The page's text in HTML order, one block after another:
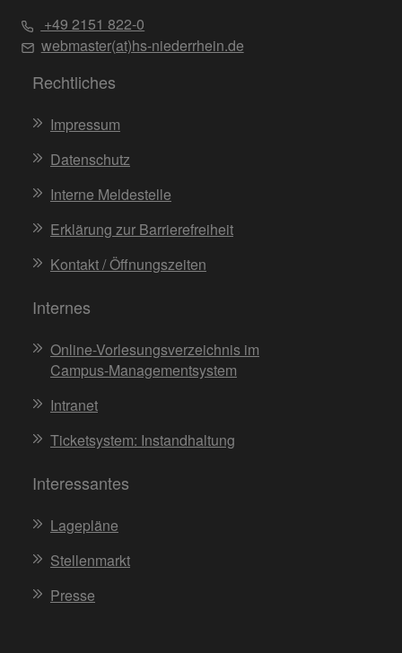
+49 2151 822-0
webmaster(at)hs-niederrhein.de
Rechtliches
Impressum
Datenschutz
Interne Meldestelle
Erklärung zur Barrierefreiheit
Kontakt / Öffnungszeiten
Internes
Online-Vorlesungsverzeichnis im
Campus-Managementsystem
Intranet
Ticketsystem: Instandhaltung
Interessantes
Lagepläne
Stellenmarkt
Presse